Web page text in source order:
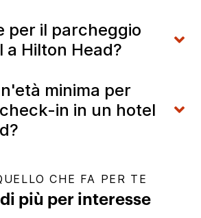
per il parcheggio
a Hilton Head?
minima per
in in un hotel
CHE FA PER TE
più per interesse